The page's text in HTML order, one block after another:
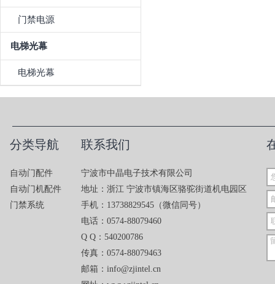
门禁电源
电梯光幕
电梯光幕
分类导航
自动门配件
自动门机配件
门禁系统
联系我们
宁波市中晶电子技术有限公司
地址：浙江 宁波市镇海区骆驼街道机电园区
手机：13738829545（微信同号）
电话：0574-88079460
Q Q：540200786
传真：0574-88079463
邮箱：info@zjintel.cn